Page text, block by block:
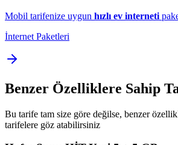
Mobil tarifenize uygun hızlı ev interneti
İnternet Paketleri
Benzer Özelliklere Sahip
Bu tarife tam size göre değilse, benzer
tarifelere göz atabilirsiniz